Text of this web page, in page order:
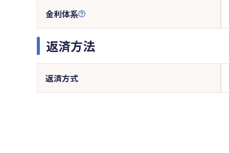
金利体系
返済方法
返済方式